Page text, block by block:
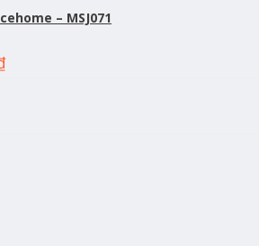
– MSJ071